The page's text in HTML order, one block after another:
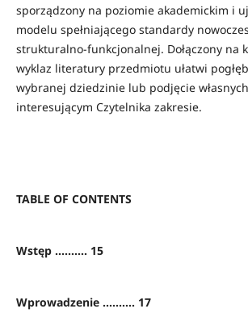
sporządzony na poziomie akademickim i
modelu spełniającego standardy
strukturalno-funkcjonalnej. Dołączony na
wyklaz literatury przedmiotu ułatwi
wybranej dziedzinie lub podjęcie
interesującym Czytelnika zakresie.
TABLE OF CONTENTS
Wstęp .......... 15
Wprowadzenie .......... 17